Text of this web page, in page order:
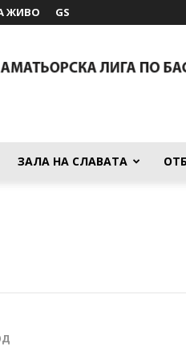
ЖИВО GS
ЗАЛА НА СЛАВАТА